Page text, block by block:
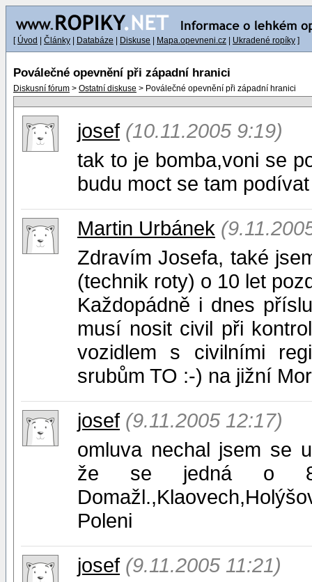
[ Úvod Články Databáze Diskuse Mapa.opevneni.cz Ukradené ropíky ]
Poválečné opevnění při západní hranici
Diskusní fórum > Ostatní diskuse > Poválečné opevnění při západní hranici
josef (10.11.2005 9:19)
tak to je bomba,voni se
budu moct se tam
Martin Urbánek
Zdravím Josefa, také
(technik roty) o 10 let
Každopádně i dnes
musí nosit civil při
vozidlem s civilními
srubům TO :-) na jižní
josef (9.11.2005 12:17)
omluva nechal jsem se
že se jedná o
Poleni
josef (9.11.2005 11:21)